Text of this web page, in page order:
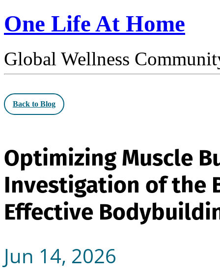
One Life At Home
Global Wellness
Back to Blog
Optimizing Muscle
Investigation of the
Effective
Jun 14, 2026